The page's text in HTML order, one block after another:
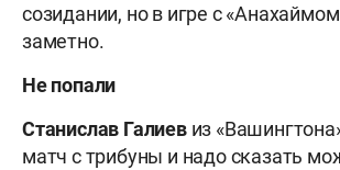
созидании, но в игре с
заметно.
Не попали
Станислав Галиев из
матч с трибуны и надо сказать